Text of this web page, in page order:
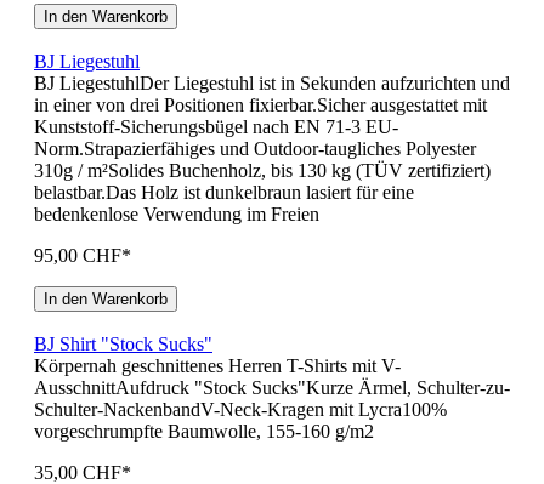
In den Warenkorb
BJ Liegestuhl
BJ LiegestuhlDer Liegestuhl ist in Sekunden aufzurichten und
in einer von drei Positionen fixierbar.Sicher ausgestattet mit
Kunststoff-Sicherungsbügel nach EN 71-3 EU-
Norm.Strapazierfähiges und Outdoor-taugliches Polyester
310g / m²Solides Buchenholz, bis 130 kg (TÜV zertifiziert)
belastbar.Das Holz ist dunkelbraun lasiert für eine
bedenkenlose Verwendung im Freien
95,00 CHF*
In den Warenkorb
BJ Shirt "Stock Sucks"
Körpernah geschnittenes Herren T-Shirts mit V-
AusschnittAufdruck "Stock Sucks"Kurze Ärmel, Schulter-zu-
Schulter-NackenbandV-Neck-Kragen mit Lycra100%
vorgeschrumpfte Baumwolle, 155-160 g/m2
35,00 CHF*